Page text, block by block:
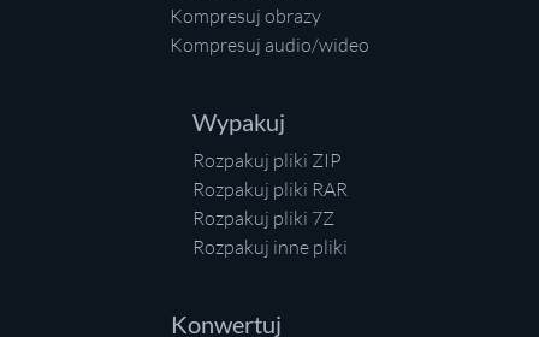
Kompresuj obrazy
Kompresuj audio/wideo
Wypakuj
Rozpakuj pliki ZIP
Rozpakuj pliki RAR
Rozpakuj pliki 7Z
Rozpakuj inne pliki
Konwertuj